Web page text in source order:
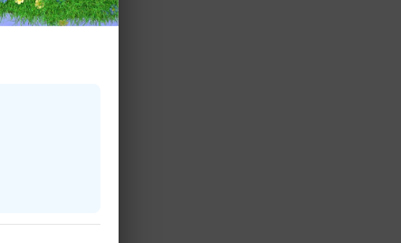
のパフォー